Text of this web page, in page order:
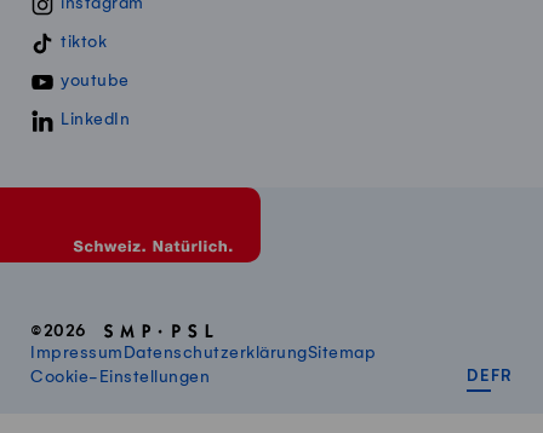
tiktok
youtube
LinkedIn
©2026
Impressum DatenschutzerklärungSitemap
Cookie-Einstellungen
DE FR